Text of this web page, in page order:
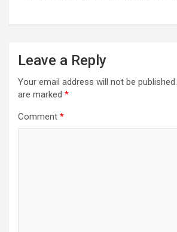
Leave a Reply
Your email address will not be published.
are marked *
Comment *